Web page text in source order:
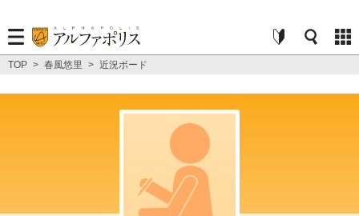
TOP > 春風悠里 > 近況ボード